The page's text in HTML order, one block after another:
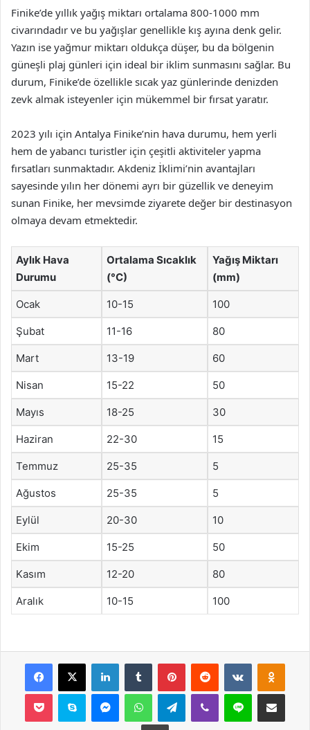
Finike’de yıllık yağış miktarı ortalama 800-1000 mm
civarındadır ve bu yağışlar genellikle kış ayına denk gelir.
Yazın ise yağmur miktarı oldukça düşer, bu da bölgenin
güneşli plaj günleri için ideal bir iklim sunmasını sağlar. Bu
durum, Finike’de özellikle sıcak yaz günlerinde denizden
zevk almak isteyenler için mükemmel bir fırsat yaratır.
2023 yılı için Antalya Finike’nin hava durumu, hem yerli
hem de yabancı turistler için çeşitli aktiviteler yapma
fırsatları sunmaktadır. Akdeniz İklimi’nin avantajları
sayesinde yılın her dönemi ayrı bir güzellik ve deneyim
sunan Finike, her mevsimde ziyarete değer bir destinasyon
olmaya devam etmektedir.
Aylık Hava
Durumu
Ortalama Sıcaklık
(°C)
Yağış Miktarı
(mm)
Ocak 10-15 100
Şubat 11-16 80
Mart 13-19 60
Nisan 15-22 50
Mayıs 18-25 30
Haziran 22-30 15
Temmuz 25-35 5
Ağustos 25-35 5
Eylül 20-30 10
Ekim 15-25 50
Kasım 12-20 80
Aralık 10-15 100
Facebook
X LinkedInTumblr PinterestReddit VKontakte
Pocket Skype MessengerWhatsAppTelegramViber Line E-Posta ile
Yazdır